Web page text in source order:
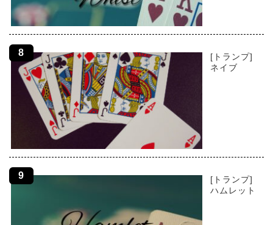
[トランプ]
ネイブ
[トランプ]
ハムレット